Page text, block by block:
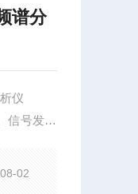
谱分
仪
信号发生
02